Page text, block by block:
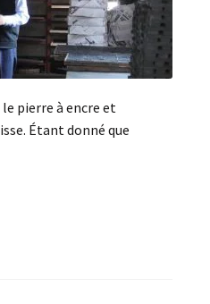
pierre à encre et
Étant donné que